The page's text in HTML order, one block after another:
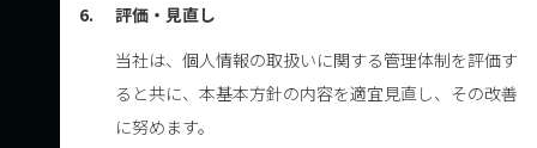
6.
評価・見直し
当社は、個人情報の取扱いに関する管理体制を評価す
ると共に、本基本方針の内容を適宜見直し、その改善
に努めます。